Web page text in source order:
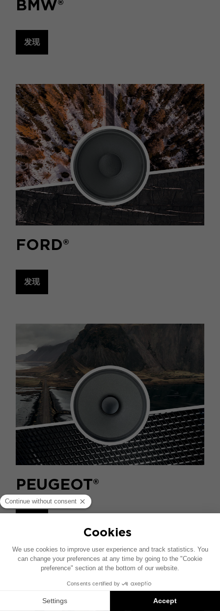
BMW®
发现
FORD®
发现
PEUGEOT®